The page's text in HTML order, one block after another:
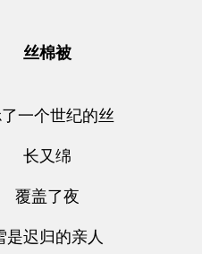
丝棉被
一个世纪的丝
长又绵
覆盖了夜
是迟归的亲人